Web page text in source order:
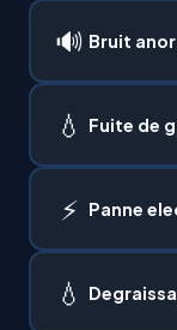
🔊 Bruit
💧 Fuite de
⚡ Panne
💧